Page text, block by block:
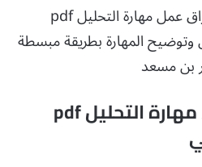
الصف الأول الابتدائي: أوراق عمل مهارة التحليل pdf
المهارة بطريقة مبسطة
بن مسعد
مميزات أوراق عمل مهارة التحليل pdf